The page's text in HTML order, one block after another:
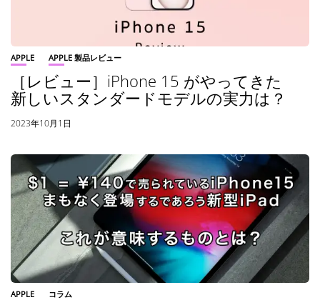
APPLE APPLE 製品レビュー
［レビュー］iPhone 15 がやってきた
新しいスタンダードモデルの実力は？
2023年10月1日
APPLE コラム